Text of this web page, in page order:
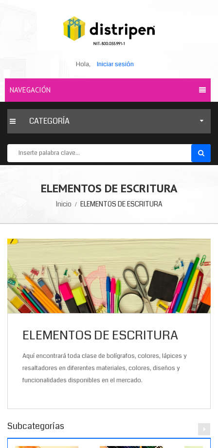
Hola, Iniciar sesión
NAVEGACIÓN
CATEGORÍA
ELEMENTOS DE ESCRITURA
Inicio ELEMENTOS DE ESCRITURA
ELEMENTOS DE ESCRITURA
Aquí encontrará toda clase de bolígrafos, colores, lápices y
resaltadores en diferentes materiales, colores, diseños y
funcionalidades disponibles en el mercado.
Subcategorías